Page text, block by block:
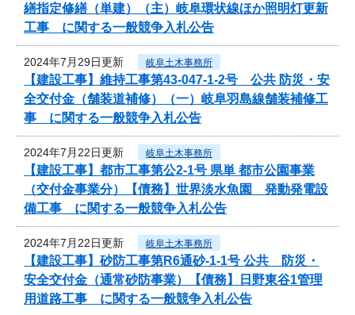
繕指定修繕（単建）（主）岐阜環状線ほか照明灯更新
工事 に関する一般競争入札公告
2024年7月29日更新 岐阜土木事務所
【建設工事】維持工事第43-047-1-2号 公共 防災・安
全交付金（舗装道補修）（一）岐阜羽島線舗装補修工
事 に関する一般競争入札公告
2024年7月22日更新 岐阜土木事務所
【建設工事】都市工事第公2-1号 県単 都市公園事業
（交付金事業分）【債務】世界淡水魚園 発動発電設
備工事 に関する一般競争入札公告
2024年7月22日更新 岐阜土木事務所
【建設工事】砂防工事第R6通砂-1-1号 公共 防災・
安全交付金（通常砂防事業）【債務】日野東谷1管理
用道路工事 に関する一般競争入札公告